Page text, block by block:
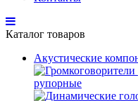
Каталог товаров
Акустические
рупорные